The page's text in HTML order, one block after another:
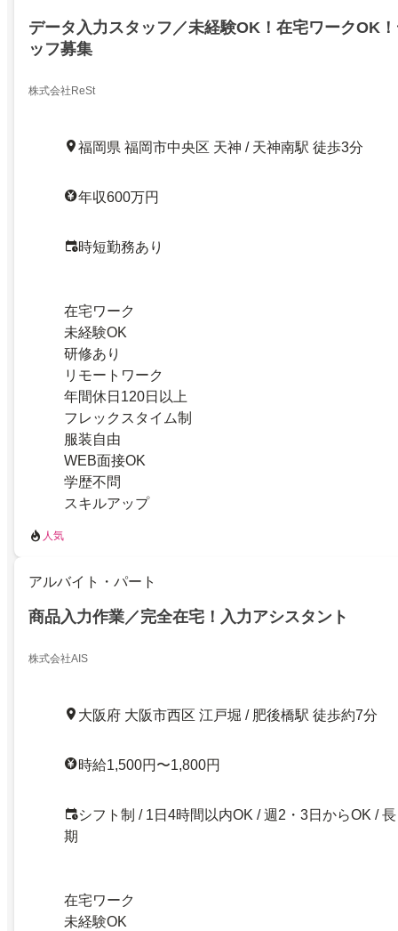
データ入力スタッフ／未経験OK！在宅ワークOK
ッフ募集
株式会社ReSt
福岡県 福岡市中央区 天神 / 天神南駅 徒歩3分
年収600万円
時短勤務あり
在宅ワーク
未経験OK
研修あり
リモートワーク
年間休日120日以上
フレックスタイム制
服装自由
WEB面接OK
学歴不問
スキルアップ
人気
アルバイト・パート
商品入力作業／完全在宅！入力アシスタント
株式会社AIS
大阪府 大阪市西区 江戸堀 / 肥後橋駅 徒歩約7分
時給1,500円〜1,800円
シフト制 / 1日4時間以内OK / 週2・3日からOK / 長
期
在宅ワーク
未経験OK